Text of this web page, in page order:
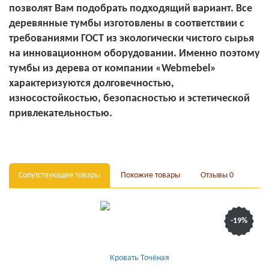
позволят Вам подобрать подходящий вариант. Все
деревянные тумбы изготовлены в соответствии с
требованиями ГОСТ из экологически чистого сырья
на инновационном оборудовании. Именно поэтому
тумбы из дерева от компании «Webmebel»
характеризуются долговечностью,
износостойкостью, безопасностью и эстетической
привлекательностью.
Сопутствующие товары Похожие товары Отзывы 0
-19%